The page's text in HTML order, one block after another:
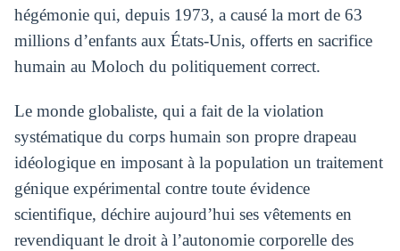
hégémonie qui, depuis 1973, a causé la mort de 63
millions d’enfants aux États-Unis, offerts en sacrifice
humain au Moloch du politiquement correct.
Le monde globaliste, qui a fait de la violation
systématique du corps humain son propre drapeau
idéologique en imposant à la population un traitement
génique expérimental contre toute évidence
scientifique, déchire aujourd’hui ses vêtements en
revendiquant le droit à l’autonomie corporelle des